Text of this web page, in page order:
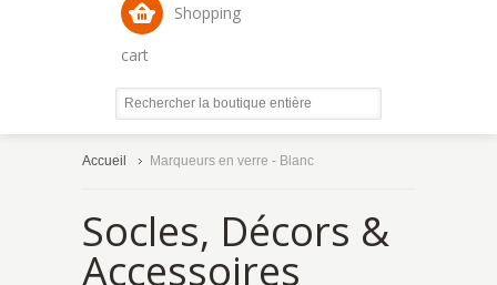
Shopping
cart
Accueil Marqueurs en verre - Blanc
Socles, Décors &
Accessoires